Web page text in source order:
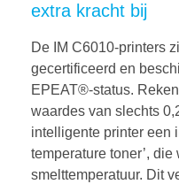
extra kracht bij
De IM C6010-printers
gecertificeerd en
EPEAT®-status.
waardes van slechts
intelligente printer een
temperature toner’,
smelttemperatuur. Dit